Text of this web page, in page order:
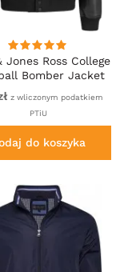
Jones Ross College
Bomber Jacket
z wliczonym podatkiem
PTiU
do koszyka